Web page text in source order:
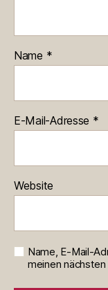
Name *
E-Mail-Adresse *
Website
Name, E-Mail-
meinen